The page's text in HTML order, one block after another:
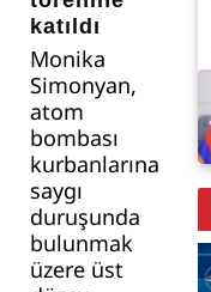
katıldı
Monika
Simonyan,
atom
bombası
kurbanlarına
saygı
duruşunda
bulunmak
üzere üst